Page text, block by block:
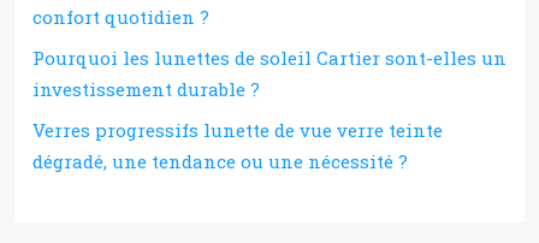
confort quotidien ?
Pourquoi les lunettes de soleil Cartier sont-elles un
investissement durable ?
Verres progressifs lunette de vue verre teinte
dégradé, une tendance ou une nécessité ?